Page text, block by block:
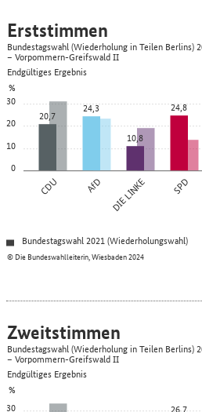
0
10
20
30
%
CDU AfD DIE LINKE SPD
20,7
24,3
10,8
24,8
© Die Bundeswahlleiterin, Wiesbaden 2024
Erststimmen
Bundestagswahl (Wiederholung in Teilen Berlins)
– Vorpommern-Greifswald II
Endgültiges Ergebnis
Bundestagswahl 2021 (Wiederholungswahl)
30
%
26,7
Zweitstimmen
Bundestagswahl (Wiederholung in Teilen Berlins)
– Vorpommern-Greifswald II
Endgültiges Ergebnis